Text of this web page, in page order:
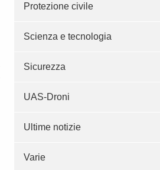
Protezione civile
Scienza e tecnologia
Sicurezza
UAS-Droni
Ultime notizie
Varie